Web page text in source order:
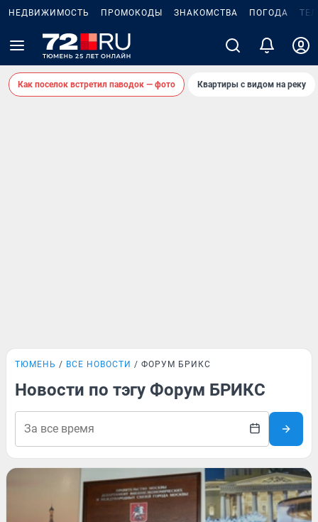
НЕДВИЖИМОСТЬ ПРОМОКОДЫ ЗНАКОМСТВА ПОГОДА
Как поселок встретил паводок — фото Квартиры с видом на реку
ТЮМЕНЬ ВСЕ НОВОСТИ ФОРУМ БРИКС
Новости по тэгу Форум БРИКС